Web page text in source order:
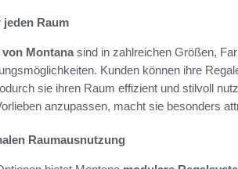
Raum
Montanasind in zahlreichen Größen,
Kunden können ihre
sie ihren Raum effizient und stilvoll
anzupassen, macht sie besonders
Raumausnutzung